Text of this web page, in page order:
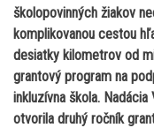
školopovinných žiakov
komplikovanou cestou
desiatky kilometrov od
grantový program na
inkluzívna škola.
otvorila druhý ročník